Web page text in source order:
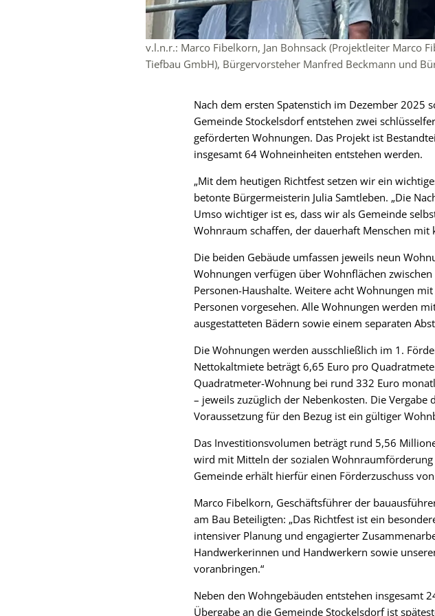
v.l.n.r.: Marco Fibelkorn, Jan Bohnsack (Projektleiter Marco
Tiefbau GmbH), Bürgervorsteher Manfred Beckmann und
Nach dem ersten Spatenstich im Dezember 2025
Gemeinde Stockelsdorf entstehen zwei
geförderten Wohnungen. Das Projekt ist
insgesamt 64 Wohneinheiten entstehen werden.
„Mit dem heutigen Richtfest setzen wir ein
betonte Bürgermeisterin Julia Samtleben. „Die
Umso wichtiger ist es, dass wir als Gemeinde
Wohnraum schaffen, der dauerhaft Menschen
Die beiden Gebäude umfassen jeweils neun
Wohnungen verfügen über Wohnflächen
Personen-Haushalte. Weitere acht Wohnungen
Personen vorgesehen. Alle Wohnungen werden
ausgestatteten Bädern sowie einem separaten
Die Wohnungen werden ausschließlich im 1.
Nettokaltmiete beträgt 6,65 Euro pro
Quadratmeter-Wohnung bei rund 332 Euro
– jeweils zuzüglich der Nebenkosten. Die
Voraussetzung für den Bezug ist ein gültiger
Das Investitionsvolumen beträgt rund 5,56
wird mit Mitteln der sozialen
Gemeinde erhält hierfür einen Förderzuschuss
Marco Fibelkorn, Geschäftsführer der
am Bau Beteiligten: „Das Richtfest ist ein
intensiver Planung und engagierter
Handwerkerinnen und Handwerkern sowie
voranbringen.“
Neben den Wohngebäuden entstehen insgesamt
Übergabe an die Gemeinde Stockelsdorf ist